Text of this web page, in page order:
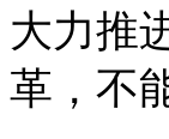
大力推
革，不